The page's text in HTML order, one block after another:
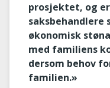
prosjektet, og
saksbehandlere
økonomisk
med familiens
dersom behov
familien.»